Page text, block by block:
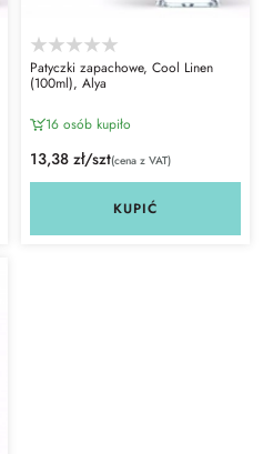
Patyczki zapachowe, Cool Linen
(100ml), Alya
16 osób kupiło
13,38 zł/szt(cena z VAT)
KUPIĆ